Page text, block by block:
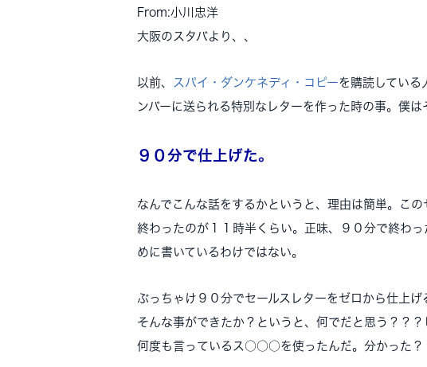
From:小川忠洋
大阪のスタバより、、
以前、 スパイ・ダンケネディ・コピーを購読している
ンバーに送られる特別なレターを作った時の事。僕は
９０分で仕上げた。
なんでこんな話をするかというと、理由は簡単。こ
終わったのが１１時半くらい。正味、９０分で終わ
めに書いているわけではない。
ぶっちゃけ９０分でセールスレターをゼロから仕上
そんな事ができたか？というと、何でだと思う？？
何度も言っているス○○○を使ったんだ。分かった？